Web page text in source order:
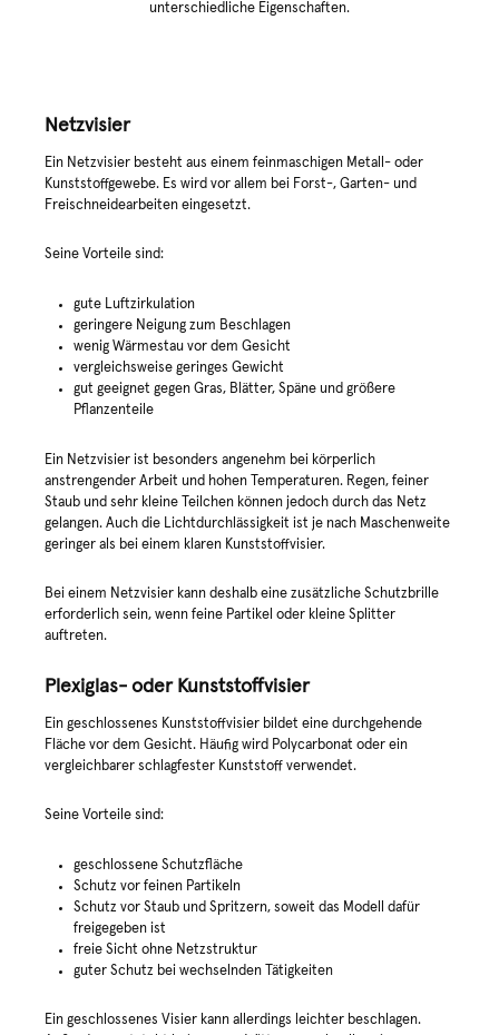
unterschiedliche Eigenschaften.
Netzvisier
Ein Netzvisier besteht aus einem feinmaschigen Metall- oder
Kunststoffgewebe. Es wird vor allem bei Forst-, Garten- und
Freischneidearbeiten eingesetzt.
Seine Vorteile sind:
gute Luftzirkulation
geringere Neigung zum Beschlagen
wenig Wärmestau vor dem Gesicht
vergleichsweise geringes Gewicht
gut geeignet gegen Gras, Blätter, Späne und größere
Pflanzenteile
Ein Netzvisier ist besonders angenehm bei körperlich
anstrengender Arbeit und hohen Temperaturen. Regen, feiner
Staub und sehr kleine Teilchen können jedoch durch das Netz
gelangen. Auch die Lichtdurchlässigkeit ist je nach Maschenweite
geringer als bei einem klaren Kunststoffvisier.
Bei einem Netzvisier kann deshalb eine zusätzliche Schutzbrille
erforderlich sein, wenn feine Partikel oder kleine Splitter
auftreten.
Plexiglas- oder Kunststoffvisier
Ein geschlossenes Kunststoffvisier bildet eine durchgehende
Fläche vor dem Gesicht. Häufig wird Polycarbonat oder ein
vergleichbarer schlagfester Kunststoff verwendet.
Seine Vorteile sind:
geschlossene Schutzfläche
Schutz vor feinen Partikeln
Schutz vor Staub und Spritzern, soweit das Modell dafür
freigegeben ist
freie Sicht ohne Netzstruktur
guter Schutz bei wechselnden Tätigkeiten
Ein geschlossenes Visier kann allerdings leichter beschlagen.